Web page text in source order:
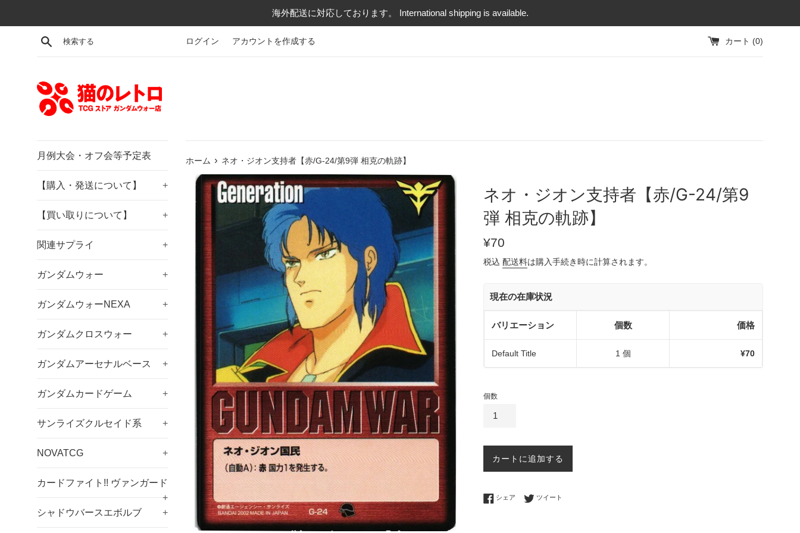
海外配送に対応しております。 International shipping is available.
検索する ログイン アカウントを作成する カート (0)
月例大会・オフ会等予定表
【購入・発送について】 +
【買い取りについて】 +
関連サプライ +
ガンダムウォー +
ガンダムウォーNEXA +
ガンダムクロスウォー +
ガンダムアーセナルベース +
ガンダムカードゲーム +
サンライズクルセイド系 +
NOVATCG +
カードファイト!! ヴァンガード
+
シャドウバースエボルブ
+
ホーム › ネオ・ジオン支持者【赤/G-24/第9弾 相克の軌跡】
ネオ・ジオン支持者【赤/G-24/第9
弾 相克の軌跡】
通
価
¥70
税込 配送料は購入手続き時に計算されます。
現在の在庫状況
バリエーション 個数 価格
Default Title 1 個 ¥70
個数
カートに追加する
シェア Facebookでシェアする
ツイート